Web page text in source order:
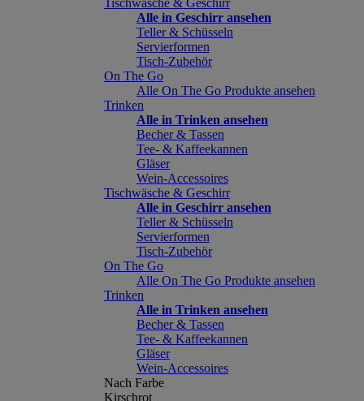
Tischwäsche & Geschirr
Alle in Geschirr ansehen
Teller & Schüsseln
Servierformen
Tisch-Zubehör
On The Go
Alle On The Go Produkte ansehen
Trinken
Alle in Trinken ansehen
Becher & Tassen
Tee- & Kaffeekannen
Gläser
Wein-Accessoires
Tischwäsche & Geschirr
Alle in Geschirr ansehen
Teller & Schüsseln
Servierformen
Tisch-Zubehör
On The Go
Alle On The Go Produkte ansehen
Trinken
Alle in Trinken ansehen
Becher & Tassen
Tee- & Kaffeekannen
Gläser
Wein-Accessoires
Nach Farbe
Kirschrot